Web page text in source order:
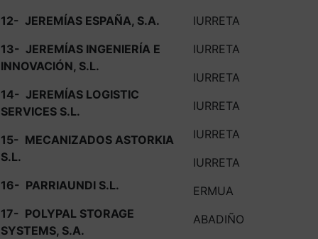
12- JEREMÍAS ESPAÑA, S.A.
13- JEREMÍAS INGENIERÍA E
INNOVACIÓN, S.L.
14- JEREMÍAS LOGISTIC
SERVICES S.L.
15- MECANIZADOS ASTORKIA
S.L.
16- PARRIAUNDI S.L.
17- POLYPAL STORAGE
SYSTEMS, S.A.
IURRETA
IURRETA
IURRETA
IURRETA
IURRETA
IURRETA
ERMUA
ABADIÑO